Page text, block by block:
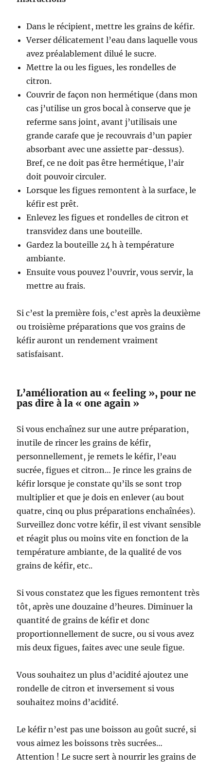
Dans le récipient, mettre les grains de kéfir.
Verser délicatement l’eau dans laquelle vous
avez préalablement dilué le sucre.
Mettre la ou les figues, les rondelles de
citron.
Couvrir de façon non hermétique (dans mon
cas j’utilise un gros bocal à conserve que je
referme sans joint, avant j’utilisais une
grande carafe que je recouvrais d’un papier
absorbant avec une assiette par-dessus).
Bref, ce ne doit pas être hermétique, l’air
doit pouvoir circuler.
Lorsque les figues remontent à la surface, le
kéfir est prêt.
Enlevez les figues et rondelles de citron et
transvidez dans une bouteille.
Gardez la bouteille 24 h à température
ambiante.
Ensuite vous pouvez l’ouvrir, vous servir, la
mettre au frais.
Si c’est la première fois, c’est après la deuxième
ou troisième préparations que vos grains de
kéfir auront un rendement vraiment
satisfaisant.
L’amélioration au « feeling », pour ne
pas dire à la « one again »
Si vous enchaînez sur une autre préparation,
inutile de rincer les grains de kéfir,
personnellement, je remets le kéfir, l’eau
sucrée, figues et citron… Je rince les grains de
kéfir lorsque je constate qu’ils se sont trop
multiplier et que je dois en enlever (au bout
quatre, cinq ou plus préparations enchaînées).
Surveillez donc votre kéfir, il est vivant sensible
et réagit plus ou moins vite en fonction de la
température ambiante, de la qualité de vos
grains de kéfir, etc..
Si vous constatez que les figues remontent très
tôt, après une douzaine d’heures. Diminuer la
quantité de grains de kéfir et donc
proportionnellement de sucre, ou si vous avez
mis deux figues, faites avec une seule figue.
Vous souhaitez un plus d’acidité ajoutez une
rondelle de citron et inversement si vous
souhaitez moins d’acidité.
Le kéfir n’est pas une boisson au goût sucré, si
vous aimez les boissons très sucrées…
Attention ! Le sucre sert à nourrir les grains de